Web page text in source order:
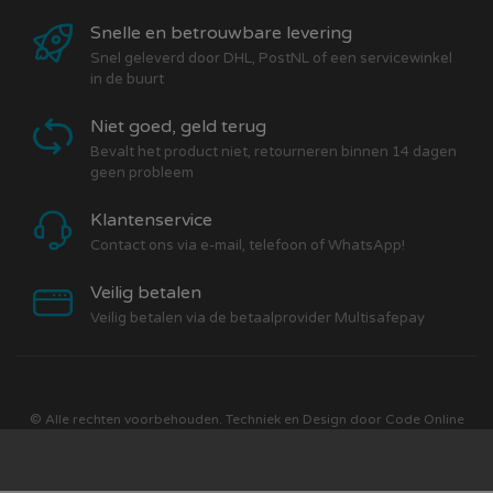
Snelle en betrouwbare levering
Snel geleverd door DHL, PostNL of een servicewinkel
in de buurt
Niet goed, geld terug
Bevalt het product niet, retourneren binnen 14 dagen
geen probleem
Klantenservice
Contact ons via e-mail, telefoon of WhatsApp!
Veilig betalen
Veilig betalen via de betaalprovider Multisafepay
© Alle rechten voorbehouden. Techniek en Design door Code Online